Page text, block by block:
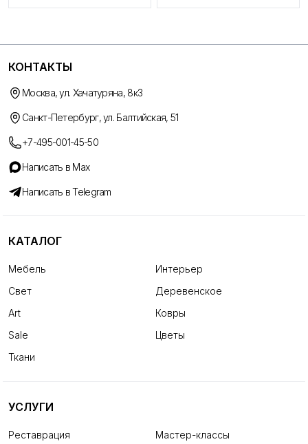
КОНТАКТЫ
Москва, ул. Хачатуряна, 8к3
Санкт-Петербург, ул. Балтийская, 51
+7-495-001-45-50
Написать в Max
Написать в Telegram
КАТАЛОГ
Мебель
Интерьер
Свет
Деревенское
Art
Ковры
Sale
Цветы
Ткани
УСЛУГИ
Реставрация Мастер-классы